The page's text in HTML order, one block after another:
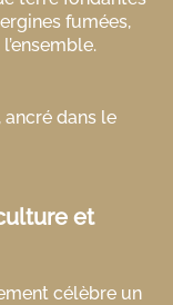
fumées,
dans le
et
célèbre un